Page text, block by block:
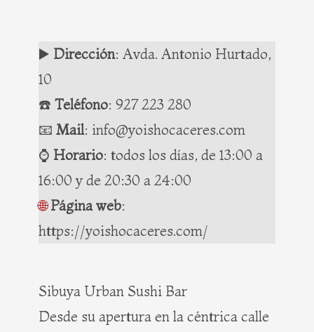
▶️ Dirección: Avda. Antonio Hurtado,
10
☎️ Teléfono: 927 223 280
📧 Mail: info@yoishocaceres.com
⌚️ Horario: todos los días, de 13:00 a
16:00 y de 20:30 a 24:00
🌐 Página web:
https://yoishocaceres.com/
Sibuya Urban Sushi Bar
Desde su apertura en la céntrica calle